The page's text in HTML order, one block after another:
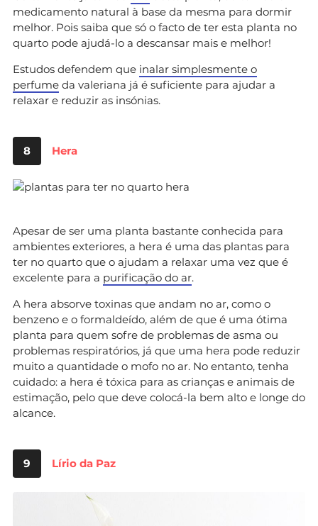
medicamento natural à base da mesma para dormir
melhor. Pois saiba que só o facto de ter esta planta no
quarto pode ajudá-lo a descansar mais e melhor!
Estudos defendem que inalar simplesmente o
perfume da valeriana já é suficiente para ajudar a
relaxar e reduzir as insónias.
8 Hera
Apesar de ser uma planta bastante conhecida para
ambientes exteriores, a hera é uma das plantas para
ter no quarto que o ajudam a relaxar uma vez que é
excelente para a purificação do ar.
A hera absorve toxinas que andam no ar, como o
benzeno e o formaldeído, além de que é uma ótima
planta para quem sofre de problemas de asma ou
problemas respiratórios, já que uma hera pode reduzir
muito a quantidade o mofo no ar. No entanto, tenha
cuidado: a hera é tóxica para as crianças e animais de
estimação, pelo que deve colocá-la bem alto e longe do
alcance.
9 Lírio da Paz